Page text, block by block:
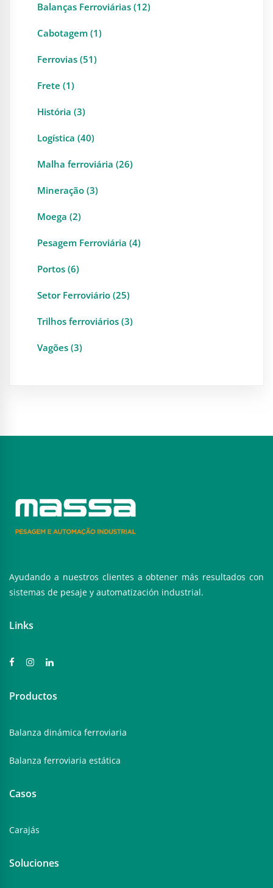
Balanças Ferroviárias (12)
Cabotagem (1)
Ferrovias (51)
Frete (1)
História (3)
Logística (40)
Malha ferroviária (26)
Mineração (3)
Moega (2)
Pesagem Ferroviária (4)
Portos (6)
Setor Ferroviário (25)
Trilhos ferroviários (3)
Vagões (3)
Ayudando a nuestros clientes a obtener más resultados con
sistemas de pesaje y automatización industrial.
Links
Productos
Balanza dinámica ferroviaria
Balanza ferroviaria estática
Casos
Carajás
Soluciones